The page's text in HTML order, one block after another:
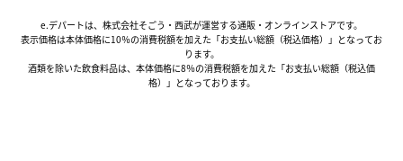
e.デパートは、株式会社そごう・西武が運営する通販・オンラインストアです。
表示価格は本体価格に10％の消費税額を加えた「お支払い総額（税込価格）」となってお
ります。
酒類を除いた飲食料品は、本体価格に8％の消費税額を加えた「お支払い総額（税込価
格）」となっております。